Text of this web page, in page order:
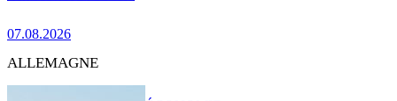
07.08.2026
ALLEMAGNE